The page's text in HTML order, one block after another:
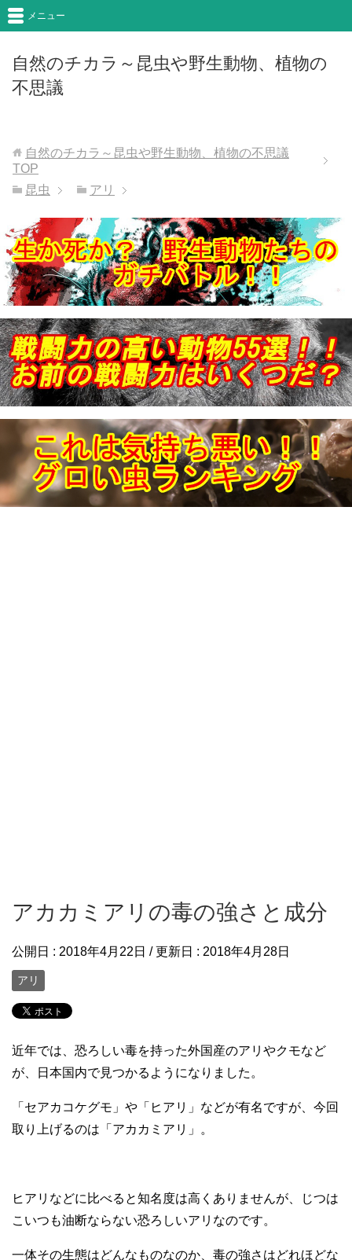
自然のチカラ～昆虫や野生動物、植物の
不思議
メニュー
自然のチカラ～昆虫や野生動物、植物の不思議
TOP
昆虫
アリ
アカカミアリの毒の強さと成分
公開日 : 2018年4月22日 / 更新日 : 2018年4月28日
アリ
近年では、恐ろしい毒を持った外国産のアリやクモなど
が、日本国内で見つかるようになりました。
「セアカコケグモ」や「ヒアリ」などが有名ですが、今回
取り上げるのは「アカカミアリ」。
ヒアリなどに比べると知名度は高くありませんが、じつは
こいつも油断ならない恐ろしいアリなのです。
一体その生態はどんなものなのか、毒の強さはどれほどな